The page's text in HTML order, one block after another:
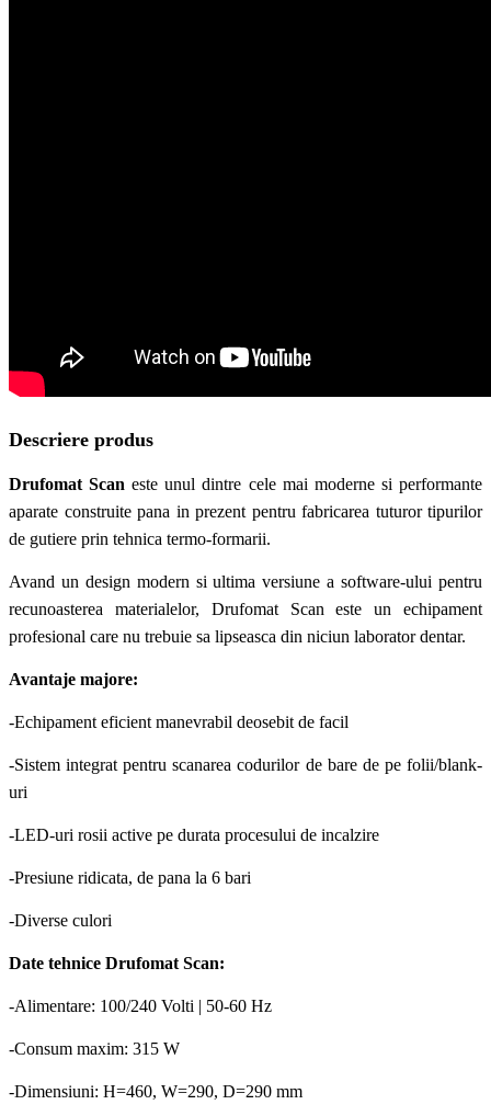
Descriere produs
Drufomat Scaneste unul dintre cele mai moderne si performante
aparate construite pana in prezent pentru fabricarea tuturor tipurilor
de gutiere prin tehnica termo-formarii.
Avand un design modern si ultima versiune a software-ului pentru
recunoasterea materialelor, Drufomat Scan este un echipament
profesional care nu trebuie sa lipseasca din niciun laborator dentar.
Avantaje majore:
-Echipament eficient manevrabil deosebit de facil
-Sistem integrat pentru scanarea codurilor de bare de pe folii/blank-
uri
-LED-uri rosii active pe durata procesului de incalzire
-Presiune ridicata, de pana la 6 bari
-Diverse culori
Date tehnice Drufomat Scan:
-Alimentare: 100/240 Volti | 50-60 Hz
-Consum maxim: 315 W
-Dimensiuni: H=460, W=290, D=290 mm